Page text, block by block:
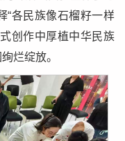
“各民族像石榴籽一样
创作中厚植中华民族
烂绽放。